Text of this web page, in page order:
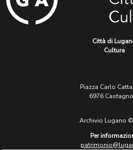
Città di
Cultura
Piazza Carlo
6976
Archivio Lugano
Per